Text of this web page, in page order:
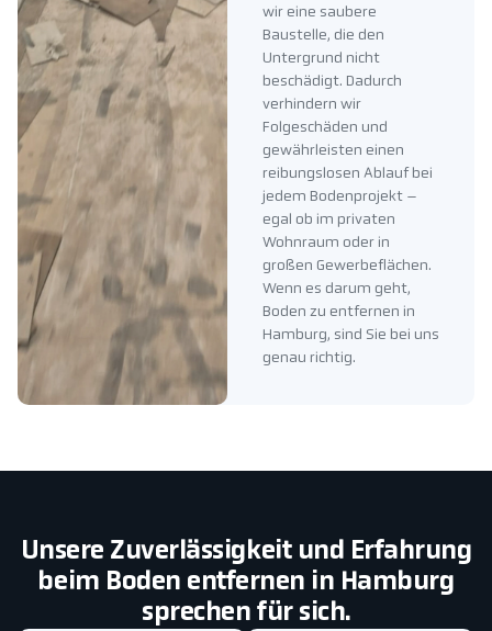
wir eine saubere
Baustelle, die den
Untergrund nicht
beschädigt. Dadurch
verhindern wir
Folgeschäden und
gewährleisten einen
reibungslosen Ablauf bei
jedem Bodenprojekt –
egal ob im privaten
Wohnraum oder in
großen Gewerbeflächen.
Wenn es darum geht,
Boden zu entfernen in
Hamburg, sind Sie bei uns
genau richtig.
Unsere Zuverlässigkeit und Erfahrung
beim Boden entfernen in Hamburg
sprechen für sich.